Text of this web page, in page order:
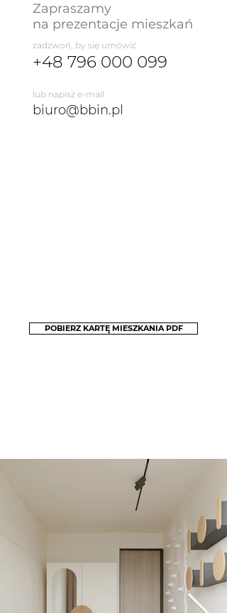
Zapraszamy
na prezentacje mieszkań
zadzwoń, by się umówić
+48 796 000 099
lub napisz e-mail
biuro@bbin.pl
POBIERZ KARTĘ MIESZKANIA PDF